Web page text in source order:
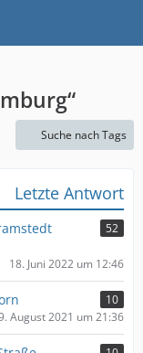
Suche nach Tags
Letzte Antwort
52
18. Juni 2022 um 12:46
10
August 2021 um 21:36